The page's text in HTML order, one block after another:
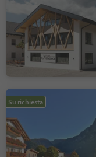
Su richiesta